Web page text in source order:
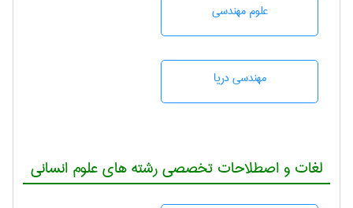
علوم مهندسی
مهندسی دریا
لغات و اصطلاحات تخصصی رشته های علوم انسانی